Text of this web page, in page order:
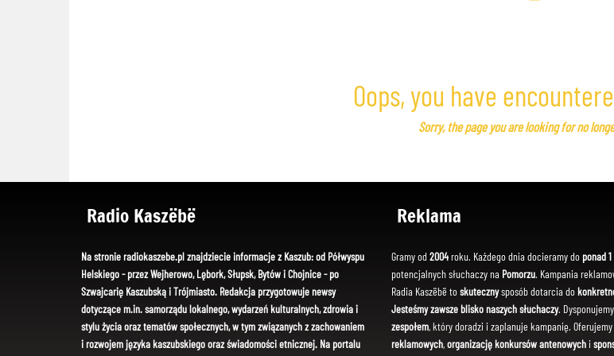
Oops, you have
Sorry, the page you are looking for no
Radio Kaszëbë
Na stronie radiokaszebe.pl znajdziecie informacje z Kaszub: od Półwyspu
Helskiego - przez Wejherowo, Lębork, Słupsk, Bytów i Chojnice - po
Szwajcarię Kaszubską i Trójmiasto. Redakcja przygotowuje newsy
dotyczące m.in. samorządu lokalnego, wydarzeń kulturalnych, zdrowia i
stylu życia oraz tematów społecznych, w tym związanych z zachowaniem
i rozwojem języka kaszubskiego oraz świadomości etnicznej. Na portalu
Reklama
Gramy od 2004roku. Każdego dnia docieramy do ponad
potencjalnych słuchaczy na Pomorzu. Kampania
Radia Kaszëbë toskutecznysposób dotarcia do
Jesteśmy zawsze blisko naszych słuchaczy. Dysponujemy
zespołem, który doradzi i zaplanuje kampanię.
reklamowych,organizację konkursów antenowychi